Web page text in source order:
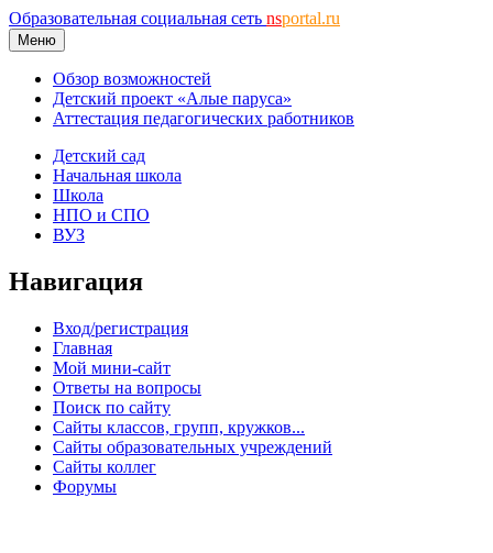
Образовательная социальная сеть nsportal.ru
Меню
Обзор возможностей
Детский проект «Алые паруса»
Аттестация педагогических работников
Детский сад
Начальная школа
Школа
НПО и СПО
ВУЗ
Навигация
Вход/регистрация
Главная
Мой мини-сайт
Ответы на вопросы
Поиск по сайту
Сайты классов, групп, кружков...
Сайты образовательных учреждений
Сайты коллег
Форумы